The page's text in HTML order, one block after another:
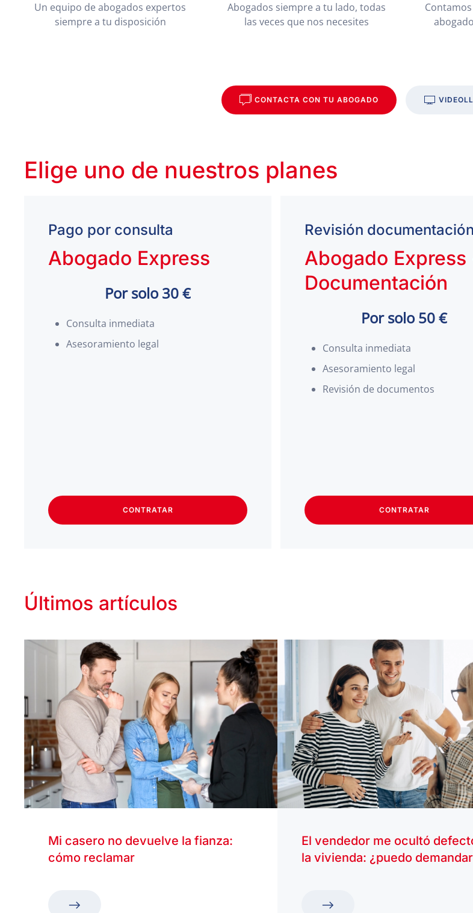
Un equipo de abogados expertos
siempre a tu disposición
Abogados siempre a tu lado, todas
las veces que nos necesites
CONTACTA CON TU ABOGADO
Elige uno de nuestros planes
Pago por consulta
Abogado Express
Por solo 30 €
Consulta inmediata
Asesoramiento legal
CONTRATAR
Revisión documentación
Abogado Express
Documentación
Por solo 50 €
Consulta inmediata
Asesoramiento legal
Revisión de documentos
CONTRATAR
Últimos artículos
Mi casero no devuelve la fianza:
cómo reclamar
El vendedor me ocultó
la vivienda: ¿puedo